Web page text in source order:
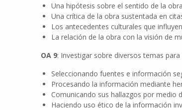
Una hipótesis sobre el sentido de la
Una crítica de la obra sustentada en
Los antecedentes culturales que
La relación de la obra con la visión de
OA 9: Investigar sobre diversos temas
Seleccionando fuentes e información
Procesando la información mediante
Comunicando sus hallazgos por medio
Haciendo uso ético de la información